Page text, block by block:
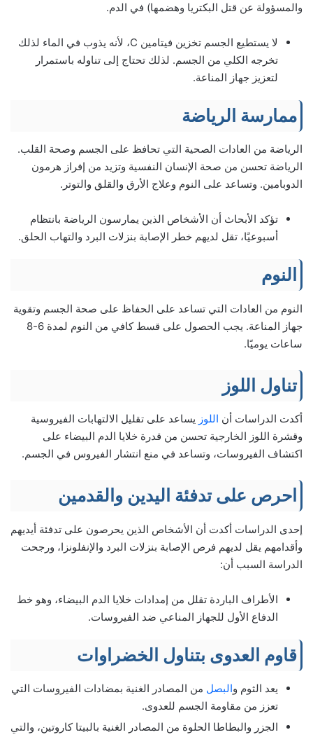
والمسؤولة عن قتل البكتريا وهضمها) في الدم.
لا يستطيع الجسم تخزين فيتامين C، لأنه يذوب في الماء لذلك
تخرجه الكلي من الجسم. لذلك تحتاج إلى تناوله باستمرار
لتعزيز جهاز المناعة.
ممارسة الرياضة
الرياضة من العادات الصحية التي تحافظ على الجسم وصحة القلب.
الرياضة تحسن من صحة الإنسان النفسية وتزيد من إفراز هرمون
الدوبامين. وتساعد على النوم وعلاج الأرق والقلق والتوتر.
تؤكد الأبحاث أن الأشخاص الذين يمارسون الرياضة بانتظام
أسبوعيًا، تقل لديهم خطر الإصابة بنزلات البرد والتهاب الحلق.
النوم
النوم من العادات التي تساعد على الحفاظ على صحة الجسم وتقوية
جهاز المناعة. يجب الحصول على قسط كافي من النوم لمدة 6-8
ساعات يوميًا.
تناول اللوز
أكدت الدراسات أن اللوز يساعد على تقليل الالتهابات الفيروسية
وقشرة اللوز الخارجية تحسن من قدرة خلايا الدم البيضاء على
اكتشاف الفيروسات، وتساعد في منع انتشار الفيروس في الجسم.
احرص على تدفئة اليدين والقدمين
إحدى الدراسات أكدت أن الأشخاص الذين يحرصون على تدفئة أيديهم
وأقدامهم يقل لديهم فرص الإصابة بنزلات البرد والإنفلونزا، ورجحت
الدراسة السبب أن:
الأطراف الباردة تقلل من إمدادات خلايا الدم البيضاء، وهو خط
الدفاع الأول للجهاز المناعي ضد الفيروسات.
قاوم العدوى بتناول الخضراوات
يعد الثوم والبصل من المصادر الغنية بمضادات الفيروسات التي
تعزز من مقاومة الجسم للعدوى.
الجزر والبطاطا الحلوة من المصادر الغنية بالبيتا كاروتين، والتي